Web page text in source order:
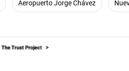
Aeropuerto Jorge Chávez